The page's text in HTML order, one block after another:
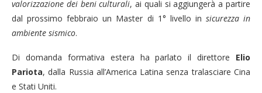
valorizzazione dei beni culturali, ai quali si aggiungerà a partire
dal prossimo febbraio un Master di 1° livello in sicurezza in
ambiente sismico.
Di domanda formativa estera ha parlato il direttore Elio
Pariota, dalla Russia all’America Latina senza tralasciare Cina
e Stati Uniti.